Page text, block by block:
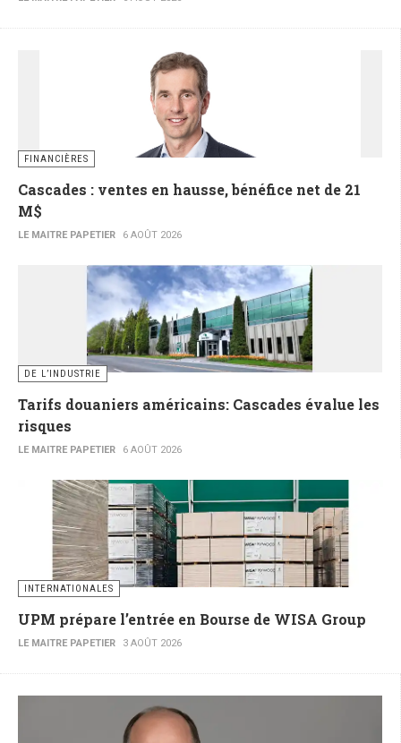
FINANCIÈRES
Cascades : ventes en hausse, bénéfice net de 21
M$
LE MAITRE PAPETIER 6 AOÛT 2026
DE L’INDUSTRIE
Tarifs douaniers américains: Cascades évalue les
risques
LE MAITRE PAPETIER 6 AOÛT 2026
INTERNATIONALES
UPM prépare l’entrée en Bourse de WISA Group
LE MAITRE PAPETIER 3 AOÛT 2026